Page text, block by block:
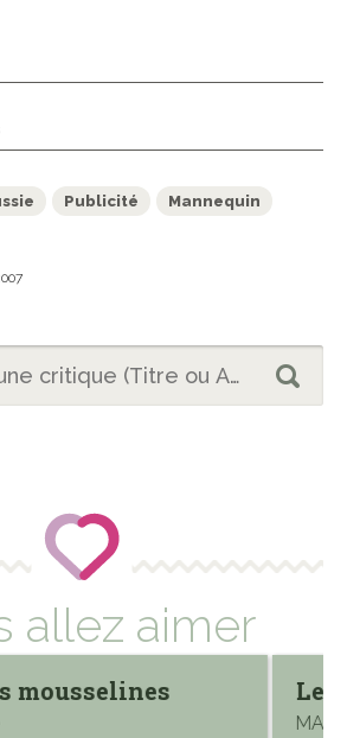
Publicité Mannequin
allez aimer
mousselines Le